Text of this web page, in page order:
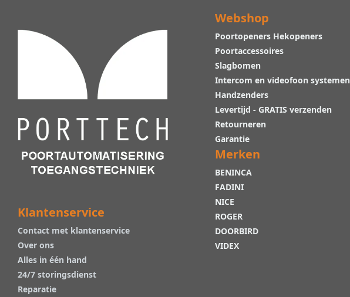
Klantenservice
Contact met klantenservice
Over ons
Alles in één hand
24/7 storingsdienst
Reparatie
Webshop
Poortopeners Hekopeners
Poortaccessoires
Slagbomen
Intercom en videofoon systemen
Handzenders
Levertijd - GRATIS verzenden
Retourneren
Garantie
Merken
BENINCA
FADINI
NICE
ROGER
DOORBIRD
VIDEX